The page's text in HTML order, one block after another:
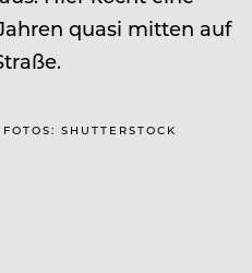
quasi mitten auf
SHUTTERSTOCK